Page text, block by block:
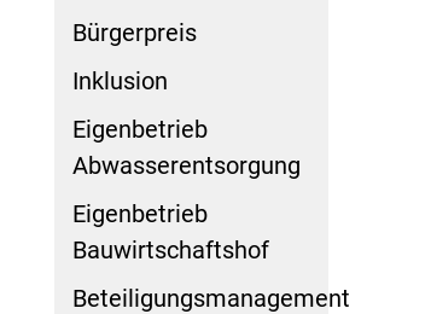
Bürgerpreis
Inklusion
Eigenbetrieb
Abwasserentsorgung
Eigenbetrieb
Bauwirtschaftshof
Beteiligungsmanagement